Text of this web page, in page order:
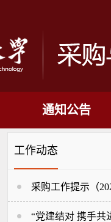
通知公告
工作动态
采购工作提示（
“党建结对 携手